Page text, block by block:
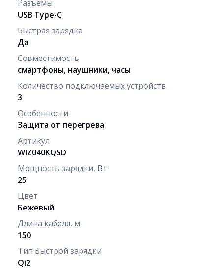
Разъемы
USB Type-C
Быстрая зарядка
Да
Совместимость
смартфоны, наушники, часы
Количество подключаемых устройств
3
Особенности
Защита от перегрева
Артикул
WIZ040KQSD
Мощность зарядки, Вт
25
Цвет
Бежевый
Длина кабеля, м
150
Тип Быстрой зарядки
Qi2